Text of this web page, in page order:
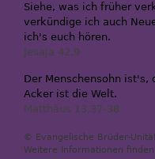
Siehe, was ich früher
verkündige ich auch
ich's euch hören.
Jesaja 42,9
Der Menschensohn ist's,
Acker ist die Welt.
Matthäus 13,37-38
© Evangelische Brüder-
Weitere Informationen finden